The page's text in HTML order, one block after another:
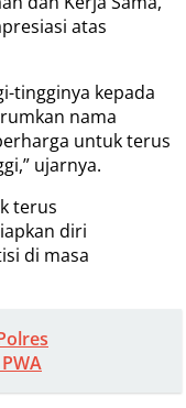
atas
tingginya kepada
nama
untuk terus
ujarnya.
terus
diri
di masa